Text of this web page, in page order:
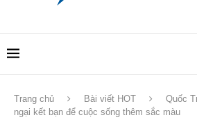
Trang chủ Bài viết HOT
Quốc
ngại kết bạn để cuộc sống thêm sắc màu